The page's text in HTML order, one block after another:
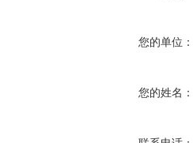
您的单位：
您的姓名：